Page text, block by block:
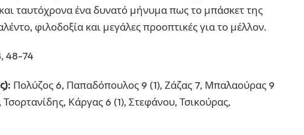
και ταυτόχρονα ένα δυνατό μήνυμα πως το μπάσκετ της
φιλοδοξία και μεγάλες προοπτικές για το μέλλον.
48-74
Πολύζος 6, Παπαδόπουλος 9 (1), Ζάζας 7, Μπαλαούρας 9
Κάργας 6 (1), Στεφάνου, Τσικούρας,